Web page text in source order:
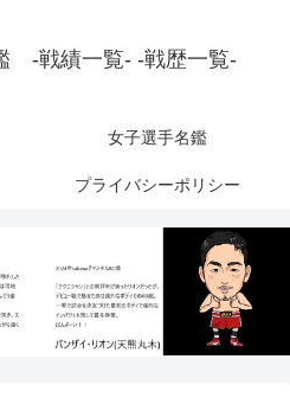
-戦績一覧- -戦歴一覧-
女子選手名鑑
プライバシーポリシー